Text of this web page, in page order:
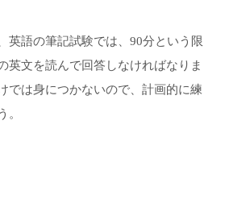
英語の筆記試験では、90分という限
英文を読んで回答しなければなりま
では身につかないので、計画的に練
。